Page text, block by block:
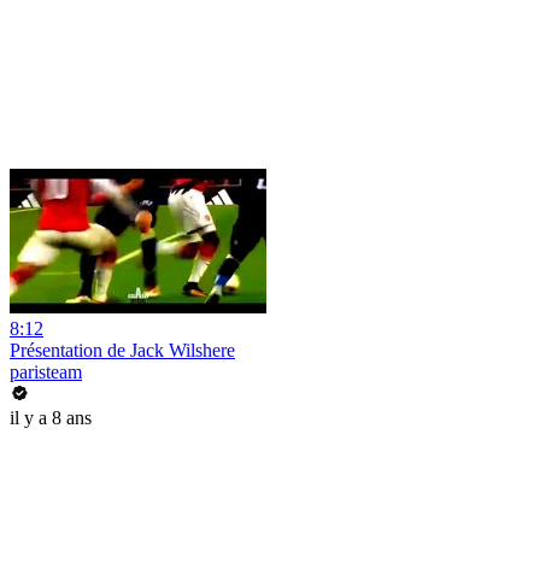
8:12
Présentation de Jack Wilshere
paristeam
il y a 8 ans